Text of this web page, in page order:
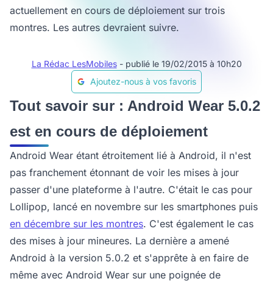
actuellement en cours de déploiement sur trois
montres. Les autres devraient suivre.
La Rédac LesMobiles - publié le 19/02/2015 à 10h20
Ajoutez-nous à vos favoris
Tout savoir sur : Android Wear 5.0.2
est en cours de déploiement
Android Wear étant étroitement lié à Android, il n'est
pas franchement étonnant de voir les mises à jour
passer d'une plateforme à l'autre. C'était le cas pour
Lollipop, lancé en novembre sur les smartphones puis
en décembre sur les montres. C'est également le cas
des mises à jour mineures. La dernière a amené
Android à la version 5.0.2 et s'apprête à en faire de
même avec Android Wear sur une poignée de